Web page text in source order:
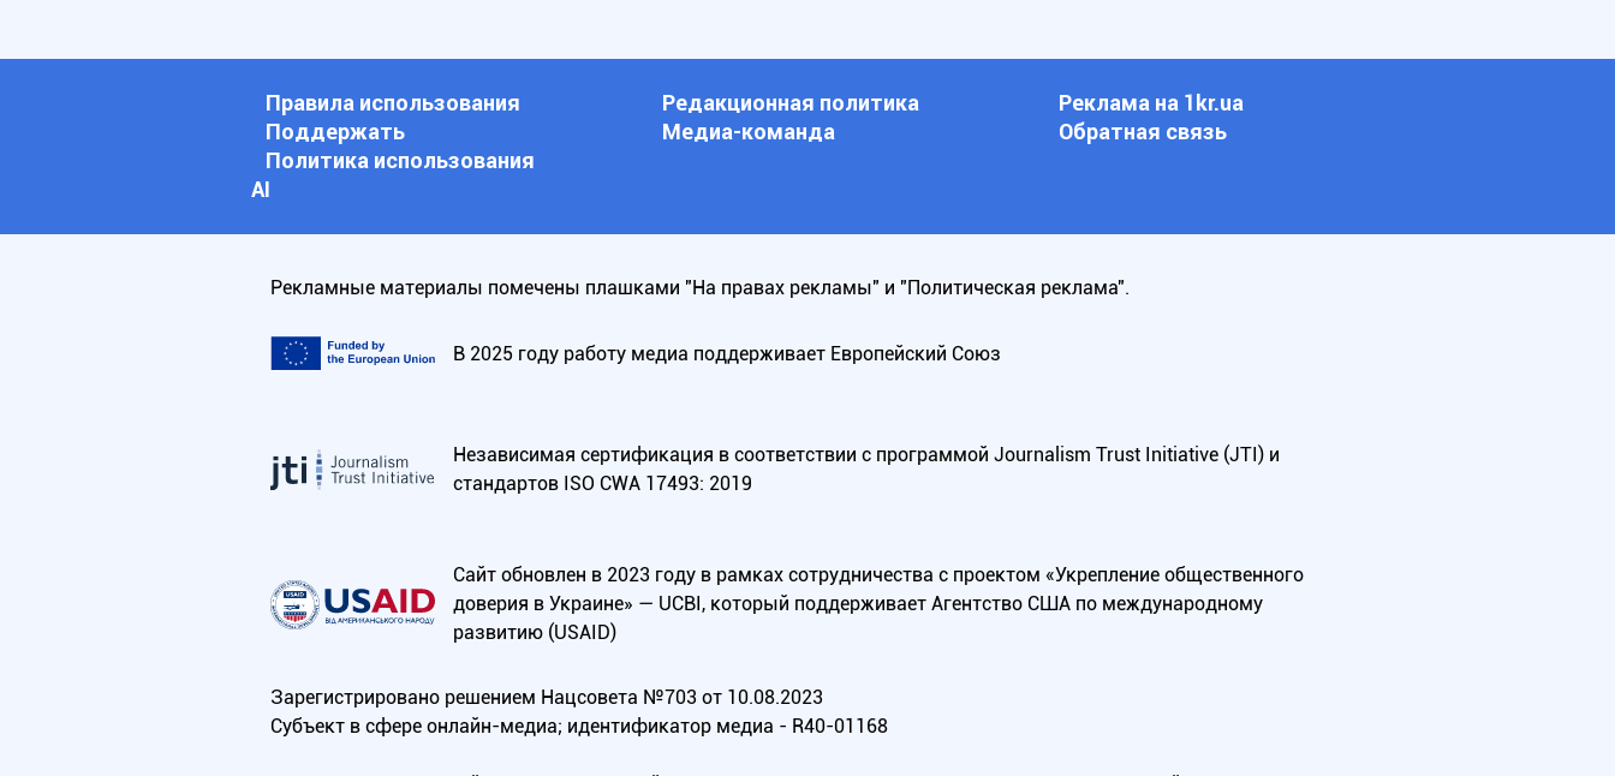
Правила использования Редакционная политика
Реклама на 1kr.ua
Поддержать
Медиа-команда
Обратная связь
Политика использования
АI
Рекламные материалы помечены плашками "На правах рекламы" и "Политическая реклама".
В 2025 году работу медиа поддерживает Европейский Союз
Независимая сертификация в соответствии с программой Journalism Trust Initiative (JTI) и
стандартов ISO CWA 17493: 2019
Сайт обновлен в 2023 году в рамках сотрудничества с проектом «Укрепление общественного
доверия в Украине» — UCBI, который поддерживает Агентство США по международному
развитию (USAID)
Зарегистрировано решением Нацсовета №703 от 10.08.2023
Субъект в сфере онлайн-медиа; идентификатор медиа - R40-01168